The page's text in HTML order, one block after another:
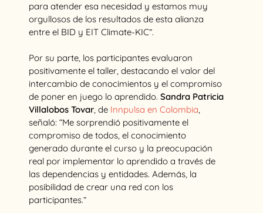
para atender esa necesidad y estamos muy
orgullosos de los resultados de esta alianza
entre el BID y EIT Climate-KIC”.
Por su parte, los participantes evaluaron
positivamente el taller, destacando el valor del
intercambio de conocimientos y el compromiso
de poner en juego lo aprendido. Sandra Patricia
Villalobos Tovar, de Innpulsa en Colombia,
señaló: “Me sorprendió positivamente el
compromiso de todos, el conocimiento
generado durante el curso y la preocupación
real por implementar lo aprendido a través de
las dependencias y entidades. Además, la
posibilidad de crear una red con los
participantes.”